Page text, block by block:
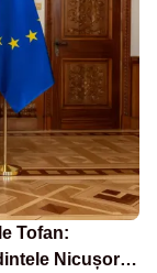
Tofan:
Nicușor